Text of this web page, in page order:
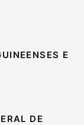
E
DE